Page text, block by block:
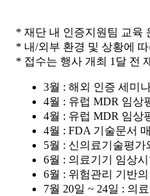
* 재단 내 인증지원팀 교육
* 내/외부 환경 및 상황에
* 접수는 행사 개최 1달 전
3월 : 해외 인증 세미
4월 : 유럽 MDR 임상
4월 : 유럽 MDR 임상
4월 : FDA 기술문서
5월 : 신의료기술평
6월 : 의료기기 임상
6월 : 위험관리 기반
7월 20일 ~ 24일 : 의